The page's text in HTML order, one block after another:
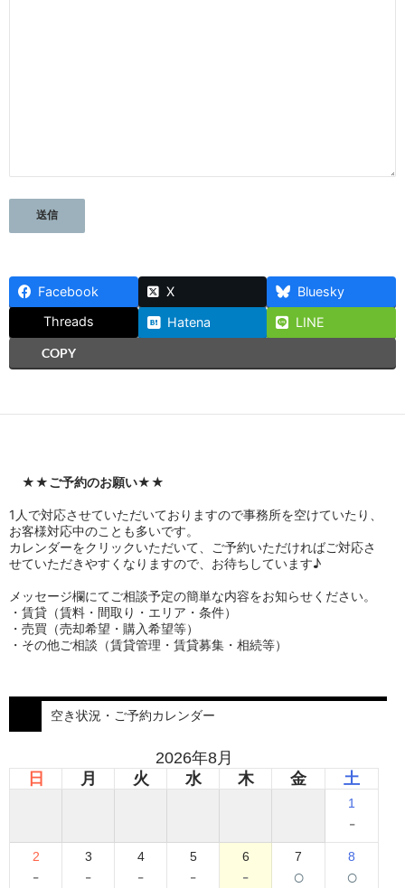
Facebook X
Bluesky
Threads
Hatena
LINE
COPY
★★ご予約のお願い★★
1人で対応させていただいておりますので事務所を空けていたり、
お客様対応中のことも多いです。
カレンダーをクリックいただいて、ご予約いただければご対応さ
せていただきやすくなりますので、お待ちしています♪
メッセージ欄にてご相談予定の簡単な内容をお知らせください。
・賃貸（賃料・間取り・エリア・条件）
・売買（売却希望・購入希望等）
・その他ご相談（賃貸管理・賃貸募集・相続等）
空き状況・ご予約カレンダー
2026年8月
日
月 火 水 木 金 土
1
-
2
-
3
-
4
-
5
-
6
-
7
○
8
○